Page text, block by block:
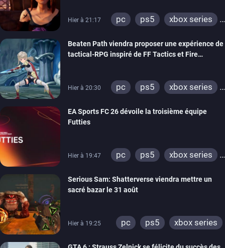
Hier à 21:17 pc ps5
xbox series
xbox one
Beaten Path viendra proposer une expérience de
tactical-RPG inspiré de FF Tactics et Fire
Hier à 20:30 pc ps5
xbox series
EA Sports FC 26 dévoile la troisième équipe
Futties
Hier à 19:47 pc ps5
xbox series
xbox one
switch 2
Serious Sam: Shatterverse viendra mettre un
sacré bazar le 31 août
Hier à 19:25 pc ps5 xbox series